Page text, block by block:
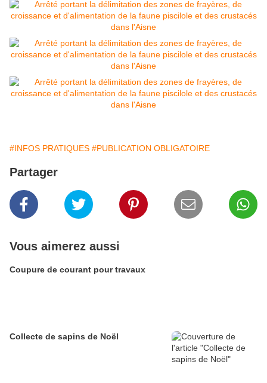
#INFOS PRATIQUES #PUBLICATION OBLIGATOIRE
Partager
Vous aimerez aussi
Coupure de courant pour travaux
Collecte de sapins de Noël